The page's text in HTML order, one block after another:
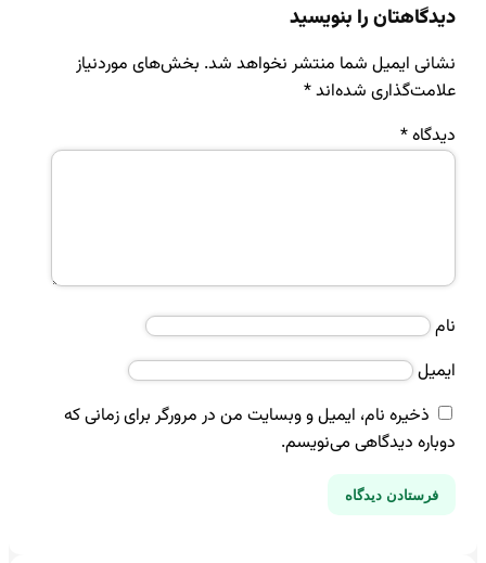
دیدگاهتان را بنویسید
نشانی ایمیل شما منتشر نخواهد شد. بخش‌های موردنیاز
علامت‌گذاری شده‌اند*
دیدگاه*
نام
ایمیل
ذخیره نام، ایمیل و وبسایت من در مرورگر برای زمانی که
دوباره دیدگاهی می‌نویسم.